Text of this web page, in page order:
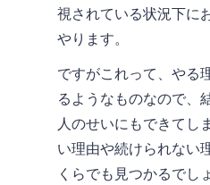
視されている状況下に
やります。
ですがこれって、やる
るようなものなので、
人のせいにもできてし
い理由や続けられない
くらでも見つかるでし